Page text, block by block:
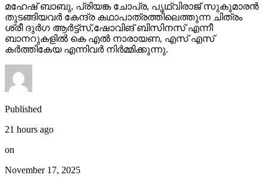
മഹേഷ് ബാബു, പ്രിയങ്ക ചോപ്ര, പൃഥ്വിരാജ് സുകുമാരൻ
തുടങ്ങിയവർ കേന്ദ്ര കഥാപാത്രത്തിലെത്തുന്ന ചിത്രം
ശ്രീ ദുർഗ ആർട്ട്സ്,ഷോവിങ് ബിസിനസ് എന്നീ
ബാനറുകളിൽ കെ എൽ നാരായണ, എസ് എസ്
കർത്തികേയ എന്നിവർ നിർമ്മിക്കുന്നു.
Published
21 hours ago
on
November 17, 2025